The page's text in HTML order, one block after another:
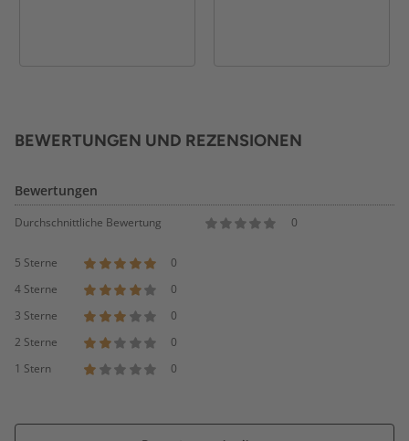
BEWERTUNGEN UND REZENSIONEN
Bewertungen
Durchschnittliche Bewertung 0
5 Sterne
0
4 Sterne
0
3 Sterne
0
2 Sterne
0
1 Stern
0